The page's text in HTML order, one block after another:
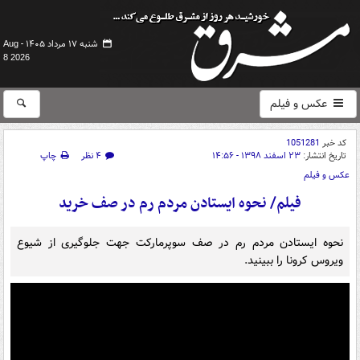
شنبه ۱۷ مرداد ۱۴۰۵ -
Aug
8 2026
عکس و فیلم
کد خبر 1051281
تاریخ انتشار: ۲۳ اسفند ۱۳۹۸ - ۱۴:۵۶ ۴ نظر
چاپ
عکس و فیلم
فیلم/ نحوه ایستادن مردم رم در صف خرید
نحوه ایستادن مردم رم در صف سوپرمارکت جهت جلوگیری از شیوع
ویروس کرونا را ببینید.